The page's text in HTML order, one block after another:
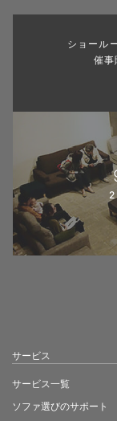
ショール
催事
サービス
サービス一覧
ソファ選びのサポート